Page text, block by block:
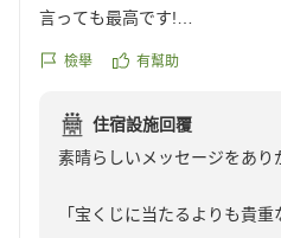
これからも、大自然の素晴ら
スの向上に努めてまいります。
ホテルグランフェニックス奥
言っても最高です!
https://
檢舉 有幫助
住宿設施回覆
素晴らしいメッセージをあり
「宝くじに当たるよりも貴重